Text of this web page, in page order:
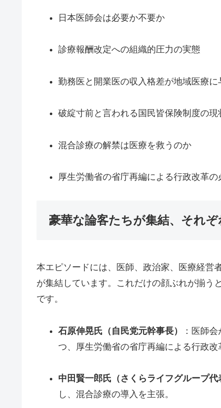
日本医師会は必要か不要か
診療報酬改定への組織的圧力の実態
勤務医と開業医の収入格差が地域医療に
破綻寸前と言われる国民皆保険制度の現
混合診療の解禁は医療を救うのか
厚生労働省の省庁再編による行政改革の
豪華な論客たちが集結、それ
本エピソードには、医師、政治家、医療経営
が集結しています。これだけの顔ぶれが揃う
です。
石原伸晃氏（自民党元幹事長）
：医師
つ、厚生労働省の省庁再編による行政改
中田賢一郎氏（さくらライフグループ代
し、混合診療の導入を主張。